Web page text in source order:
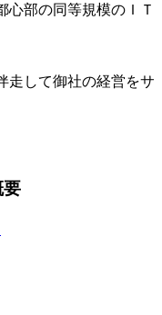
心部の同等規模のＩＴ
走して御社の経営をサ
要